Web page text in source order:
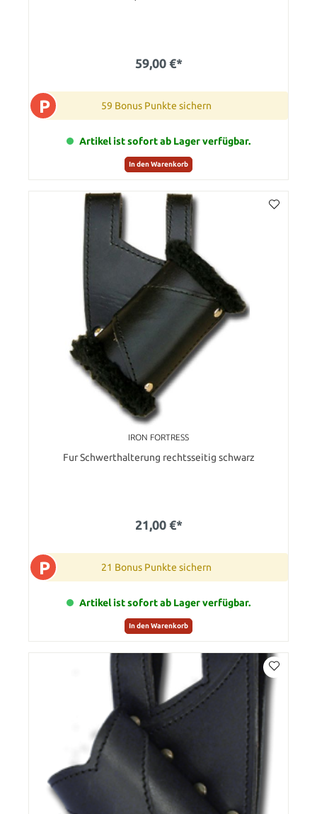
59,00 €*
P 59 Bonus Punkte sichern
Artikel ist sofort ab Lager verfügbar.
In den Warenkorb
IRON FORTRESS
Fur Schwerthalterung rechtsseitig schwarz
21,00 €*
P 21 Bonus Punkte sichern
Artikel ist sofort ab Lager verfügbar.
In den Warenkorb